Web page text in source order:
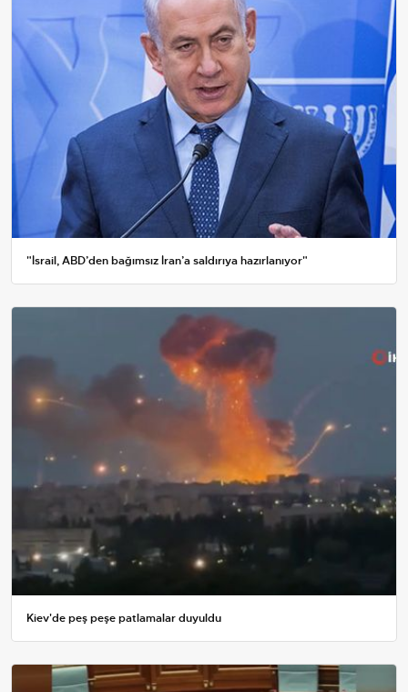
"İsrail, ABD’den bağımsız İran’a saldırıya hazırlanıyor"
Kiev'de peş peşe patlamalar duyuldu